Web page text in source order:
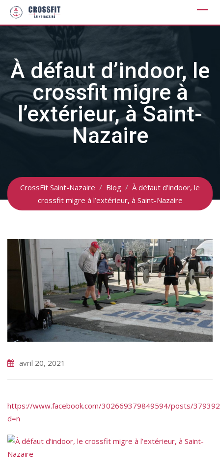
Skip
À défaut d’indoor, le
crossfit migre à
l’extérieur, à Saint-
Nazaire
CrossFit Saint-Nazaire / Blog / À défaut d’indoor, le
crossfit migre à l’extérieur, à Saint-Nazaire
avril 20, 2021
https://www.facebook.com/302669379849594/posts/
d=n